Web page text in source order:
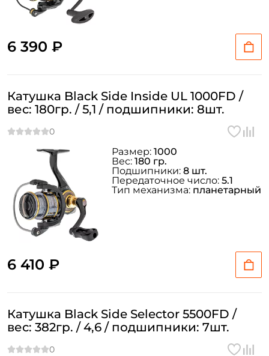
6 390 ₽
Катушка Black Side Inside UL 1000FD /
вес: 180гр. / 5,1 / подшипники: 8шт.
6 410 ₽
Размер: 1000
Вес: 180 гр.
Подшипники: 8 шт.
Передаточное число: 5.1
Тип механизма: планетарный
Катушка Black Side Selector 5500FD /
вес: 382гр. / 4,6 / подшипники: 7шт.
Заполняя данную форму вы соглашаетесь на обработку
персональных данных
У меня уже есть аккаунт